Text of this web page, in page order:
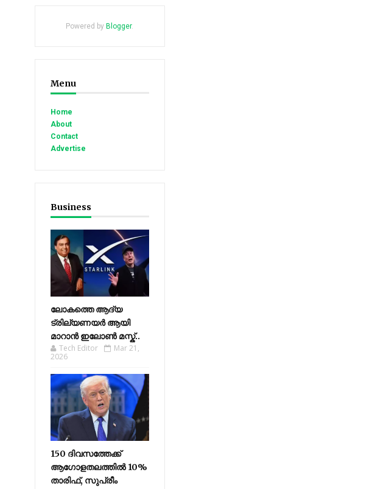
Powered by Blogger.
Menu
Home
About
Contact
Advertise
Business
ലോകത്തെ ആദ്യ
ട്രില്യണയർ ആയി
മാറാൻ ഇലോൺ മസ്ക്..
Tech Editor
Mar 21,
2026
150 ദിവസത്തേക്ക്
ആഗോളതലത്തിൽ 10%
താരിഫ്, സുപ്രീം